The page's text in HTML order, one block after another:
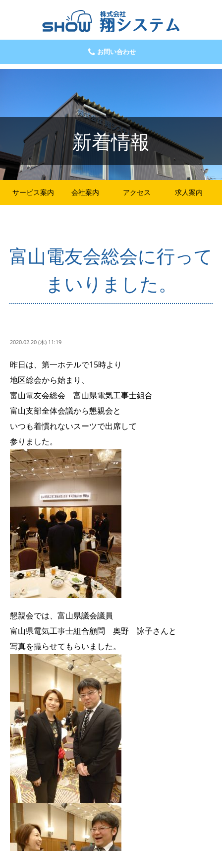
お問い合わせ
新着情報
サービス案内 会社案内 アクセス 求人案内
富山電友会総会に行って
まいりました。
2020.02.20 (木) 11:19
昨日は、第一ホテルで15時より
地区総会から始まり、
富山電友会総会 富山県電気工事士組合
富山支部全体会議から懇親会と
いつも着慣れないスーツで出席して
参りました。
懇親会では、富山県議会議員
富山県電気工事士組合顧問 奥野 詠子さんと
写真を撮らせてもらいました。